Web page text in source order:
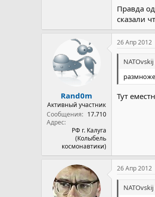
Правда
сказали
Rand0m
Активный участник
Сообщения
17.710
Адрес
РФ г. Калуга
(Колыбель
космонавтики)
26 Апр 2012
Тут
26 Апр 2012